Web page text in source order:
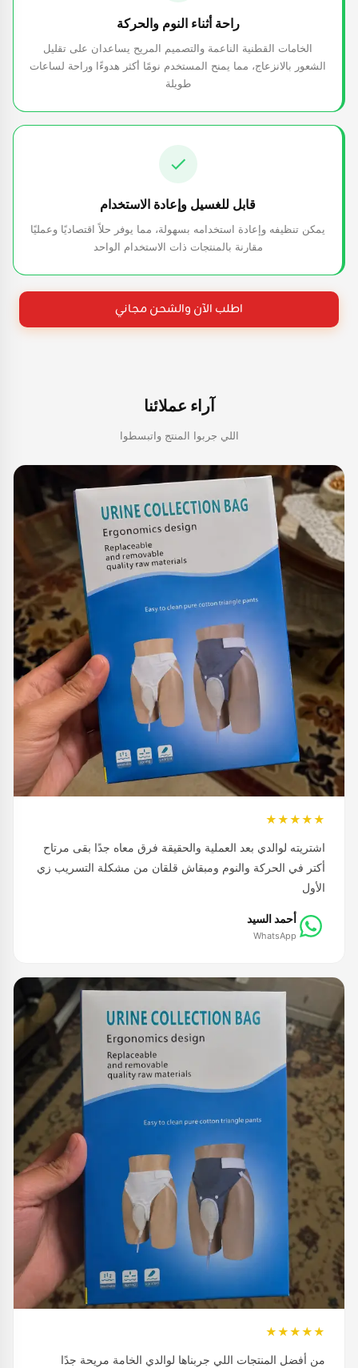
راحة أثناء النوم والحركة
الخامات القطنية الناعمة والتصميم المريح يساعدان على تقليل
الشعور بالانزعاج، مما يمنح المستخدم نومًا أكثر هدوءًا وراحة لساعات
طويلة
قابل للغسيل وإعادة الاستخدام
يمكن تنظيفه وإعادة استخدامه بسهولة، مما يوفر حلاً اقتصاديًا وعمليًا
مقارنة بالمنتجات ذات الاستخدام الواحد
اطلب الآن والشحن مجاني
آراء عملائنا
اللي جربوا المنتج واتبسطوا
★★★★★
اشتريته لوالدي بعد العملية والحقيقة فرق معاه جدًا بقى مرتاح
أكتر في الحركة والنوم ومبقاش قلقان من مشكلة التسريب زي
الأول
أحمد السيد
WhatsApp
★★★★★
من أفضل المنتجات اللي جربناها لوالدي الخامة مريحة جدًا